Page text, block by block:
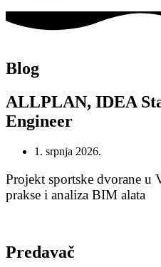
Blog
ALLPLAN, IDEA
Engineer
1. srpnja 2026.
Projekt sportske dvorane
prakse i analiza BIM alata
Predavač